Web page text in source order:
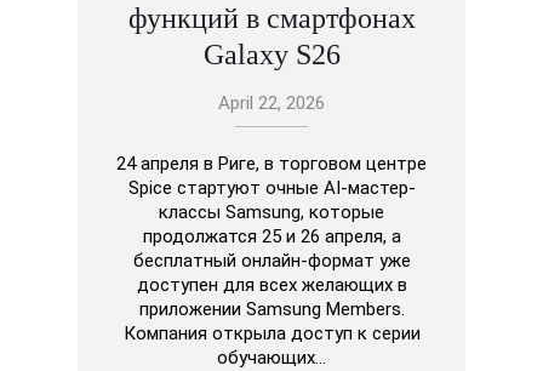
функций в смартфонах
Galaxy S26
April 22, 2026
24 апреля в Риге, в торговом центре
Spice стартуют очные AI-мастер-
классы Samsung, которые
продолжатся 25 и 26 апреля, а
бесплатный онлайн-формат уже
доступен для всех желающих в
приложении Samsung Members.
Компания открыла доступ к серии
обучающих…